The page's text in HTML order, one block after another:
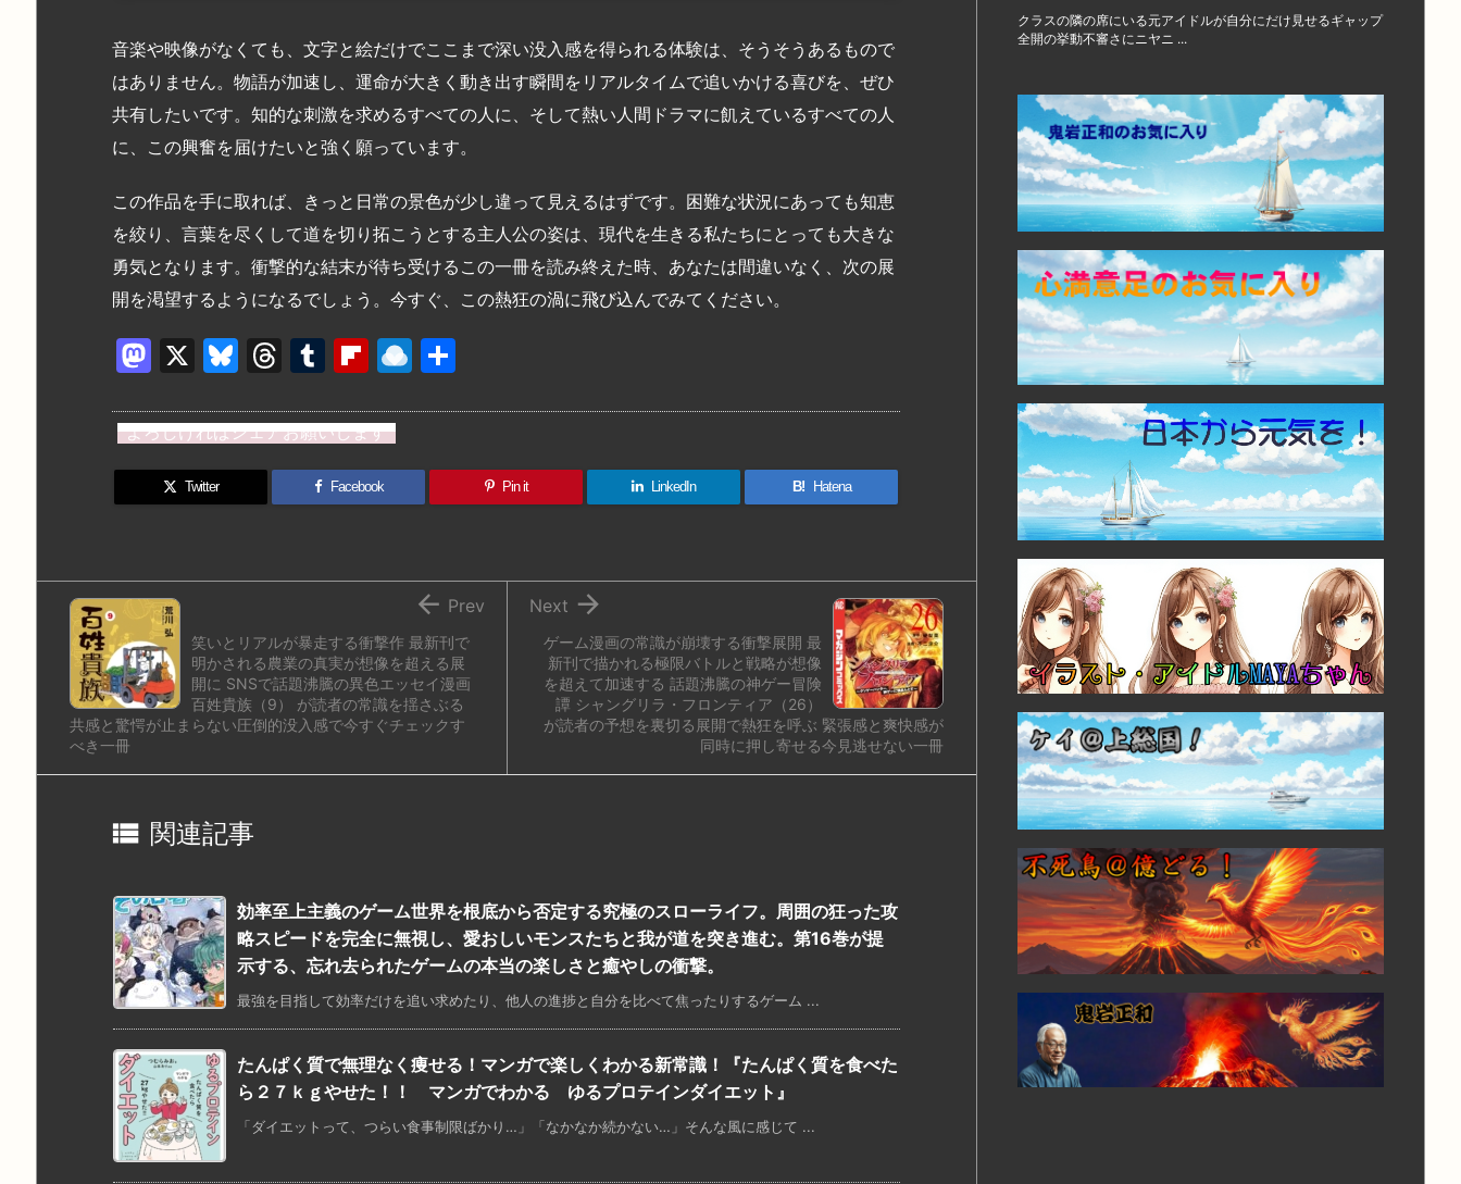
音楽や映像がなくても、文字と絵だけでここまで深い没入感を得られる体験は、そうそうあるもので
はありません。物語が加速し、運命が大きく動き出す瞬間をリアルタイムで追いかける喜びを、ぜひ
共有したいです。知的な刺激を求めるすべての人に、そして熱い人間ドラマに飢えているすべての人
に、この興奮を届けたいと強く願っています。
この作品を手に取れば、きっと日常の景色が少し違って見えるはずです。困難な状況にあっても知恵
を絞り、言葉を尽くして道を切り拓こうとする主人公の姿は、現代を生きる私たちにとっても大きな
勇気となります。衝撃的な結末が待ち受けるこの一冊を読み終えた時、あなたは間違いなく、次の展
開を渇望するようになるでしょう。今すぐ、この熱狂の渦に飛び込んでみてください。
M
st
o
d
X
Bl
e
s
k
T
e
a
d
T
m
bl
r
Fl
b
o
ar
R
n
dr
o
よろしければシェアお願いします
Twitter Facebook Pin it LinkedIn B! Hatena
ゲーム漫画の常識が崩壊する衝撃展開 最
新刊で描かれる極限バトルと戦略が想像
を超えて加速する 話題沸騰の神ゲー冒険
譚 シャングリラ・フロンティア（26）
が読者の予想を裏切る展開で熱狂を呼ぶ 緊張感と爽快感が
同時に押し寄せる今見逃せない一冊

Next
笑いとリアルが暴走する衝撃作 最新刊で
明かされる農業の真実が想像を超える展
開に SNSで話題沸騰の異色エッセイ漫画
百姓貴族（9） が読者の常識を揺さぶる
共感と驚愕が止まらない圧倒的没入感で今すぐチェックす
べき一冊
 Prev
 関連記事
効率至上主義のゲーム世界を根底から否定する究極のスローライフ。周囲の狂った攻
略スピードを完全に無視し、愛おしいモンスたちと我が道を突き進む。第16巻が提
示する、忘れ去られたゲームの本当の楽しさと癒やしの衝撃。
最強を目指して効率だけを追い求めたり、他人の進捗と自分を比べて焦ったりするゲーム ...
たんぱく質で無理なく痩せる！マンガで楽しくわかる新常識！『たんぱく質を食べた
ら２７ｋｇやせた！！ マンガでわかる ゆるプロテインダイエット』
「ダイエットって、つらい食事制限ばかり…」「なかなか続かない…」そんな風に感じて ...
クラスの隣の席にいる元アイドルが自分にだけ見せるギャップ
全開の挙動不審さにニヤニ ...